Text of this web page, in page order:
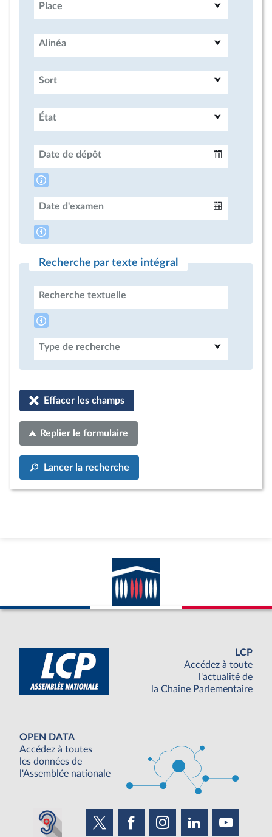
Place
Alinéa
Sort
État
Date de dépôt
Date d'examen
Recherche par texte intégral
Recherche textuelle
Type de recherche
Effacer les champs
Replier le formulaire
Lancer la recherche
LCP
Accédez à toute
l'actualité de
la Chaine Parlementaire
OPEN DATA
Accédez à toutes
les données de
l'Assemblée nationale